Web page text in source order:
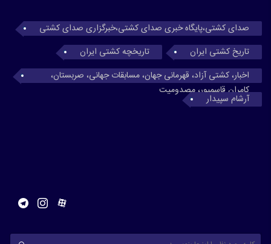
صدای کشتی،پایگاه خبری صدای کشتی،خبرگزاری صدای کشتی
تاریخ کشتی ایران
تاریخچه کشتی ایران
اخبار، کشتی آزاد، قهرمانی جهان، مسابقات جهانی، صربستان،
کامران قاسمپور، مصدومیت
آرشام سپیدار